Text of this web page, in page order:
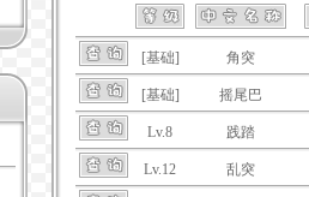
[基础] 角突
[基础] 摇尾巴
Lv.8 践踏
Lv.12 乱突